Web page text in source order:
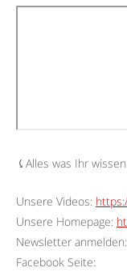
⤹Alles was Ihr
Unsere Videos:
Unsere Homepage:
Newsletter anmelden:
Facebook Seite: